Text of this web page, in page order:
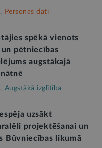
Personas dati
spēkā vienots
un pētniecības
augstākajā
Augstākā izglītība
Iespēja uzsākt
projektēšanai un
Būvniecības likumā